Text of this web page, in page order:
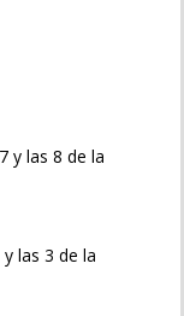
y las 8 de la
las 3 de la